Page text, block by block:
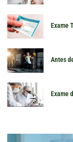
Exame
Antes
Exame